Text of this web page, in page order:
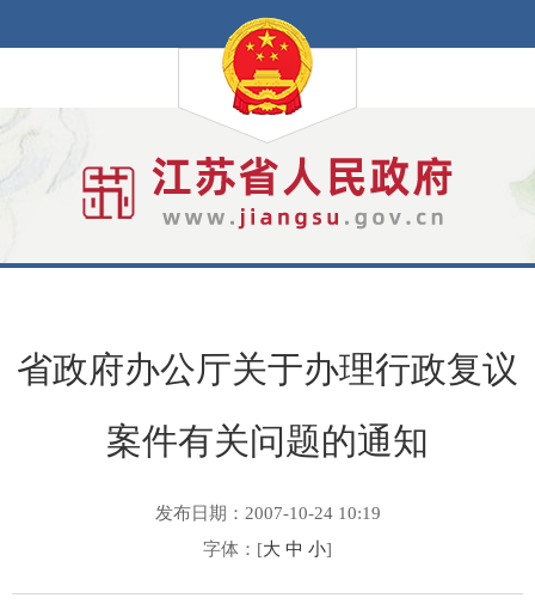
省政府办公厅关于办理行政复议
案件有关问题的通知
发布日期：2007-10-24 10:19
字体：[大 中 小]